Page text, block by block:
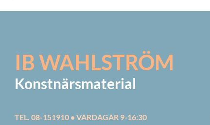
IB WAHLSTRÖM
Konstnärsmaterial
TEL. 08-151910 • VARDAGAR 9-16:30